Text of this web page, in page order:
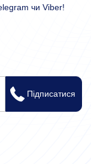
чи Viber!